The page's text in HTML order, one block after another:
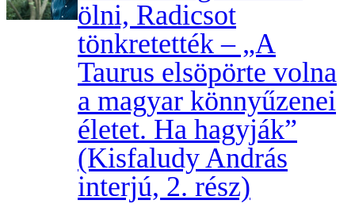
ölni, Radicsot
tönkretették – „A
Taurus elsöpörte volna
a magyar könnyűzenei
életet. Ha hagyják”
(Kisfaludy András
interjú, 2. rész)